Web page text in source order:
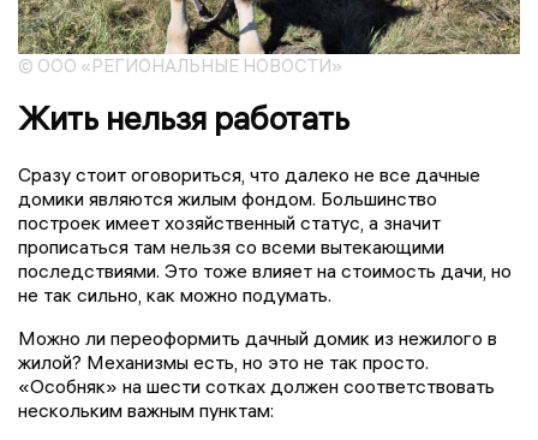
© ООО «РЕГИОНАЛЬНЫЕ НОВОСТИ»
Жить нельзя работать
Сразу стоит оговориться, что далеко не все дачные
домики являются жилым фондом. Большинство
построек имеет хозяйственный статус, а значит
прописаться там нельзя со всеми вытекающими
последствиями. Это тоже влияет на стоимость дачи, но
не так сильно, как можно подумать.
Можно ли переоформить дачный домик из нежилого в
жилой? Механизмы есть, но это не так просто.
«Особняк» на шести сотках должен соответствовать
нескольким важным пунктам: